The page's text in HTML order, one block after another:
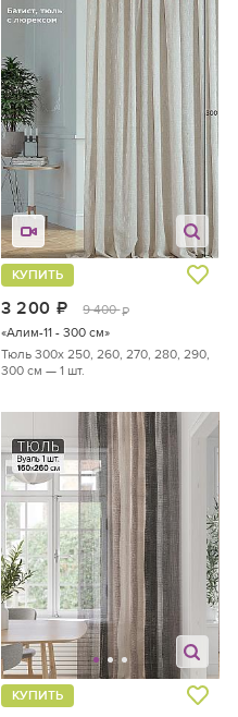
3 200 руб.
9 400 руб.
КУПИТЬ
«Алим-11 - 300 см»
Тюль 300х 250, 260, 270, 280, 290,
300 см — 1 шт.
КУПИТЬ